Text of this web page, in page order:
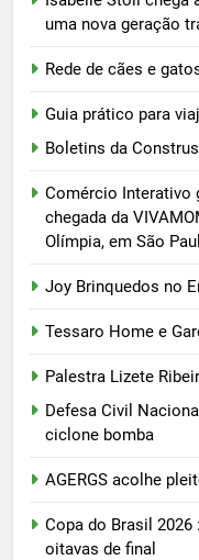
uma nova geração
Rede de cães e
Guia prático para
Boletins da
Comércio Interativo
chegada da
Olímpia, em São
Joy Brinquedos no
Tessaro Home e
Palestra Lizete
Defesa Civil
ciclone bomba
AGERGS acolhe
Copa do Brasil
oitavas de final